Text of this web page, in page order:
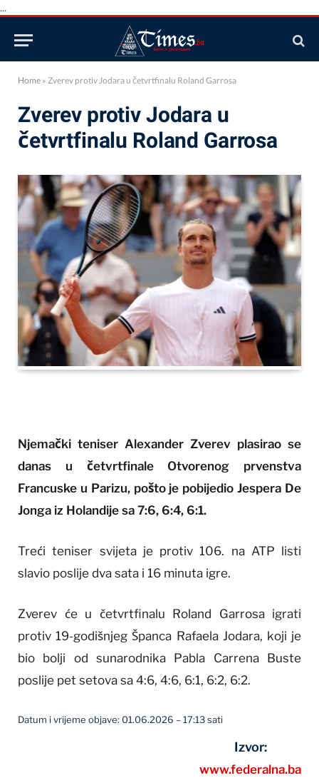
...
Home » Zverev protiv Jodara u četvrtfinalu Roland Garrosa
Zverev protiv Jodara u
četvrtfinalu Roland Garrosa
Njemački teniser Alexander Zverev plasirao se
danas u četvrtfinale Otvorenog prvenstva
Francuske u Parizu, pošto je pobijedio Jespera De
Jonga iz Holandije sa 7:6, 6:4, 6:1.
Treći teniser svijeta je protiv 106. na ATP listi
slavio poslije dva sata i 16 minuta igre.
Zverev će u četvrtfinalu Roland Garrosa igrati
protiv 19-godišnjeg Španca Rafaela Jodara, koji je
bio bolji od sunarodnika Pabla Carrena Buste
poslije pet setova sa 4:6, 4:6, 6:1, 6:2, 6:2.
Datum i vrijeme objave: 01.06.2026 – 17:13 sati
Izvor:
www.federalna.ba